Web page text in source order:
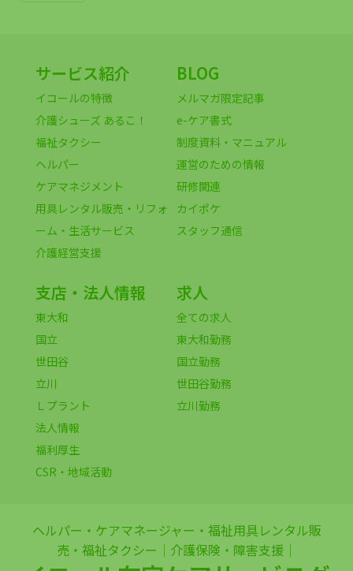
サービス紹介
イコールの特徴
介護シューズ あるこ！
福祉タクシー
ヘルパー
ケアマネジメント
用具レンタル販売・リフォ
ーム・生活サービス
介護経営支援
BLOG
メルマガ限定記事
e-ケア書式
制度資料・マニュアル
運営のための情報
研修関連
カイポケ
スタッフ通信
支店・法人情報
東大和
国立
世田谷
立川
Ｌプラント
法人情報
福利厚生
CSR・地域活動
求人
全ての求人
東大和勤務
国立勤務
世田谷勤務
立川勤務
ヘルパー・ケアマネージャー・福祉用具レンタル販
売・福祉タクシー｜介護保険・障害支援｜